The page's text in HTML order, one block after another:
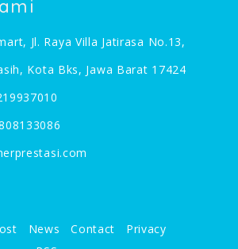
Jl. Raya Villa Jatirasa No.13,
Kota Bks, Jawa Barat 17424
News Contact
Privacy